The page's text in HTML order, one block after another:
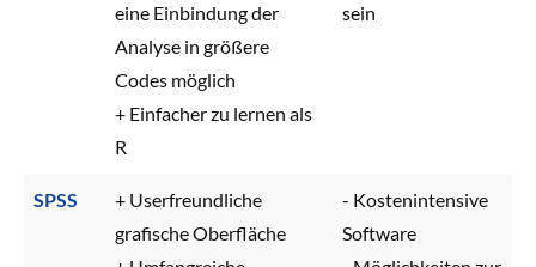
eine Einbindung der
Analyse in größere
Codes möglich
+ Einfacher zu lernen als
R
sein
SPSS
+ Userfreundliche
grafische Oberfläche
- Kostenintensive
Software